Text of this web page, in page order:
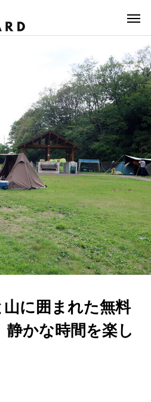
に囲まれた無料
静かな時間を楽し